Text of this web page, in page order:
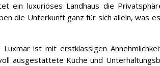
ein luxuriöses Landhaus die
die Unterkunft ganz für sich allein, was
Luxmar ist mit erstklassigen
ausgestattete Küche und